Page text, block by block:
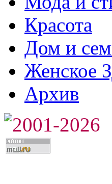
Красота
Дом и
Женское
Архив
2001-2026